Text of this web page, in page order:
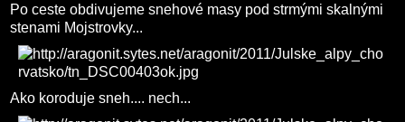
Po ceste obdivujeme snehové masy pod strmými skalnými
stenami Mojstrovky...
Ako koroduje sneh.... nech...